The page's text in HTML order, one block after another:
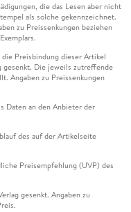
die das Lesen aber nicht
als solche gekennzeichnet.
zu Preissenkungen beziehen
Preisbindung dieser Artikel
gesenkt. Die jeweils zutreffende
Angaben zu Preissenkungen
Daten an den Anbieter der
des auf der Artikelseite
Preisempfehlung (UVP) des
gesenkt. Angaben zu